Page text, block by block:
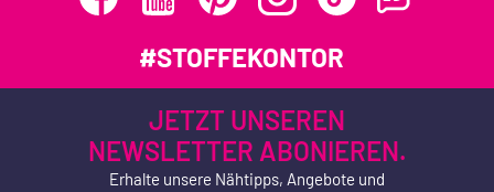
#STOFFEKONTOR
JETZT UNSEREN
NEWSLETTER ABONIEREN.
Erhalte unsere Nähtipps, Angebote und